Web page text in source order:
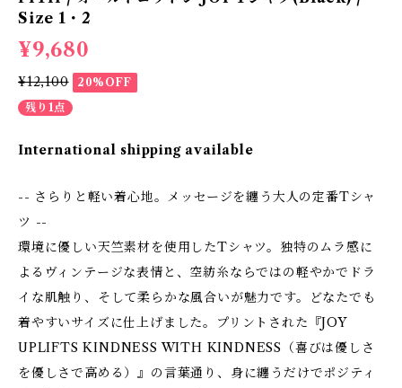
Size 1・2
¥9,680
¥12,100
20%OFF
残り1点
International shipping available
-- さらりと軽い着心地。メッセージを纏う大人の定番Tシャ
ツ --
環境に優しい天竺素材を使用したTシャツ。独特のムラ感に
よるヴィンテージな表情と、空紡糸ならではの軽やかでドラ
イな肌触り、そして柔らかな風合いが魅力です。どなたでも
着やすいサイズに仕上げました。プリントされた『JOY
UPLIFTS KINDNESS WITH KINDNESS（喜びは優しさ
を優しさで高める）』の言葉通り、身に纏うだけでポジティ